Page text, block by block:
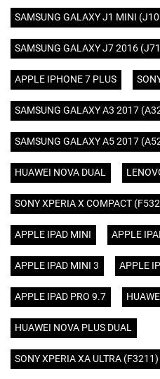
SAMSUNG GALAXY J1 MINI
SAMSUNG GALAXY J7 2016
APPLE IPHONE 7 PLUS
SAMSUNG GALAXY A3 2017
SAMSUNG GALAXY A5 2017
HUAWEI NOVA DUAL
SONY XPERIA X COMPACT
APPLE IPAD MINI APPLE
APPLE IPAD MINI 3 APPLE
APPLE IPAD PRO 9.7
HUAWEI NOVA PLUS DUAL
SONY XPERIA XA ULTRA (F3211)